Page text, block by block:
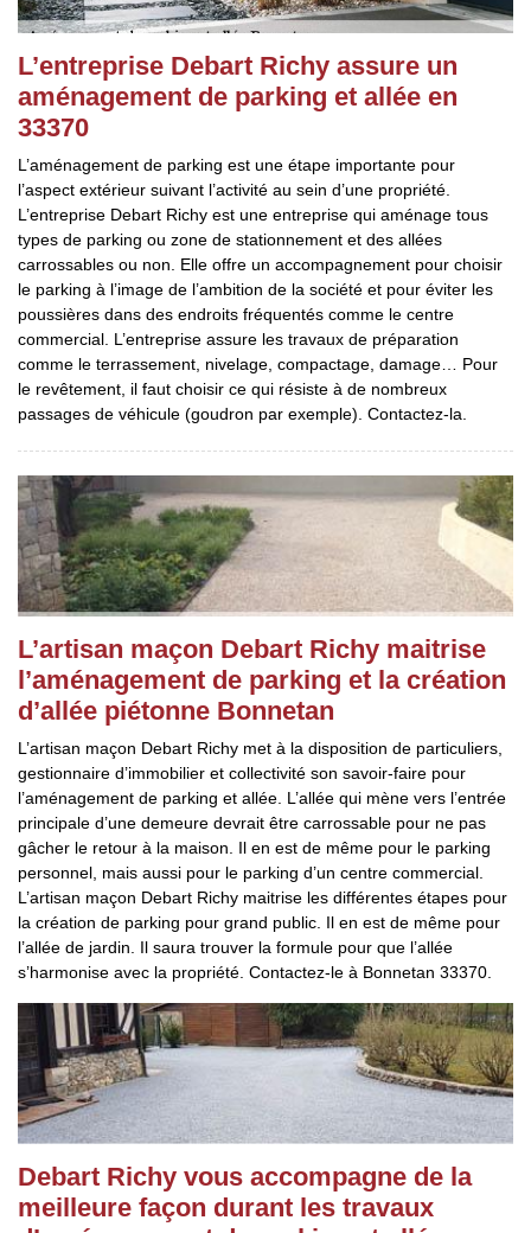
L’entreprise Debart Richy assure un
aménagement de parking et allée en
33370
L’aménagement de parking est une étape importante pour
l’aspect extérieur suivant l’activité au sein d’une propriété.
L’entreprise Debart Richy est une entreprise qui aménage tous
types de parking ou zone de stationnement et des allées
carrossables ou non. Elle offre un accompagnement pour choisir
le parking à l’image de l’ambition de la société et pour éviter les
poussières dans des endroits fréquentés comme le centre
commercial. L’entreprise assure les travaux de préparation
comme le terrassement, nivelage, compactage, damage… Pour
le revêtement, il faut choisir ce qui résiste à de nombreux
passages de véhicule (goudron par exemple). Contactez-la.
L’artisan maçon Debart Richy maitrise
l’aménagement de parking et la création
d’allée piétonne Bonnetan
L’artisan maçon Debart Richy met à la disposition de particuliers,
gestionnaire d’immobilier et collectivité son savoir-faire pour
l’aménagement de parking et allée. L’allée qui mène vers l’entrée
principale d’une demeure devrait être carrossable pour ne pas
gâcher le retour à la maison. Il en est de même pour le parking
personnel, mais aussi pour le parking d’un centre commercial.
L’artisan maçon Debart Richy maitrise les différentes étapes pour
la création de parking pour grand public. Il en est de même pour
l’allée de jardin. Il saura trouver la formule pour que l’allée
s’harmonise avec la propriété. Contactez-le à Bonnetan 33370.
Debart Richy vous accompagne de la
meilleure façon durant les travaux